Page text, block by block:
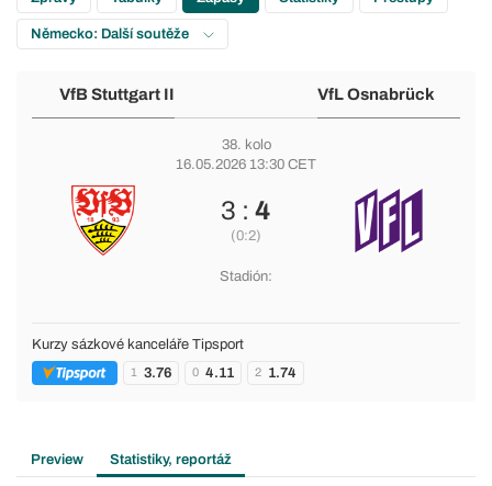
Německo: Další soutěže
VfB Stuttgart II VfL Osnabrück
38. kolo
16.05.2026 13:30 CET
3 :4
(0:2)
Stadión:
Kurzy sázkové kanceláře Tipsport
1 3.76 0 4.11 2 1.74
Preview Statistiky, reportáž